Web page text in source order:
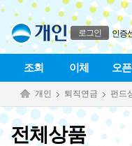
본문으로 바로가기
푸터 바로가기
로그인 인증
조회 이체 오
개인 퇴직연금 펀드
전체상품